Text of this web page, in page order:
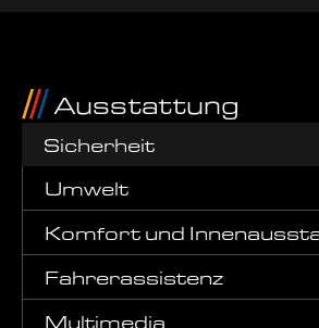
Ausstattung
Sicherheit
Umwelt
Komfort und
Fahrerassistenz
Multimedia